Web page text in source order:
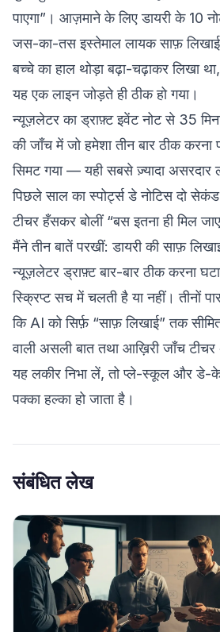
पाएगा”। आज़माने के लिए डायरी के 10
जस-का-तस इस्तेमाल लायक साफ़
बच्चे का हाल थोड़ा बढ़ा-चढ़ाकर लिखा
यह एक लाइन जोड़ते ही ठीक हो गया।
न्यूज़लेटर का ड्राफ़्ट इवेंट नोट से 35
की जाँच में जो हमेशा तीन बार ठीक करना
सिमट गया — यही सबसे ज़्यादा असरदार
पिछले साल का स्पोर्ट्स डे नोटिस दो
टीचर हँसकर बोलीं “बस इतना ही मिल जाए
मैंने तीन बातें परखीं: डायरी की साफ़
न्यूज़लेटर ड्राफ़्ट बार-बार ठीक करना
स्क्रिप्ट सच में चलती है या नहीं। तीनों
कि AI को सिर्फ़ “साफ़ लिखाई” तक
वाली असली बात तथा आख़िरी जाँच
यह लकीर निभा लें, तो प्ले-स्कूल और डे-
पक्का हल्का हो जाता है।
संबंधित लेख